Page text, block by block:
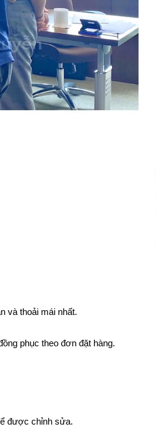
và thoải mái nhất.
phục theo đơn đặt hàng.
được chỉnh sửa.